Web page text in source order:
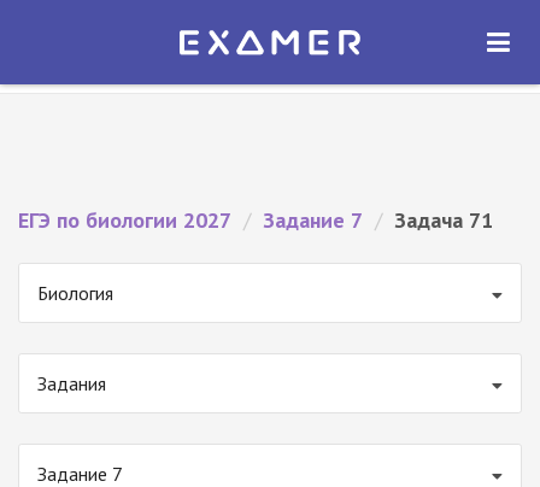
Экзамер — ЕГЭ 2027
ОТКРЫТЬ
ЕГЭ по биологии 2027 / Задание 7 / Задача 71
Биология
Задания
Задание 7